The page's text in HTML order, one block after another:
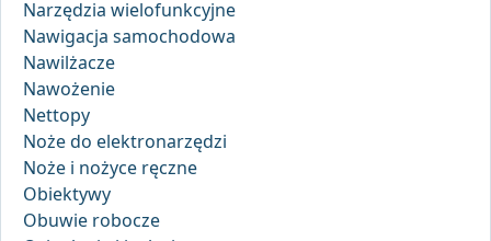
Narzędzia wielofunkcyjne
Nawigacja samochodowa
Nawilżacze
Nawożenie
Nettopy
Noże do elektronarzędzi
Noże i nożyce ręczne
Obiektywy
Obuwie robocze